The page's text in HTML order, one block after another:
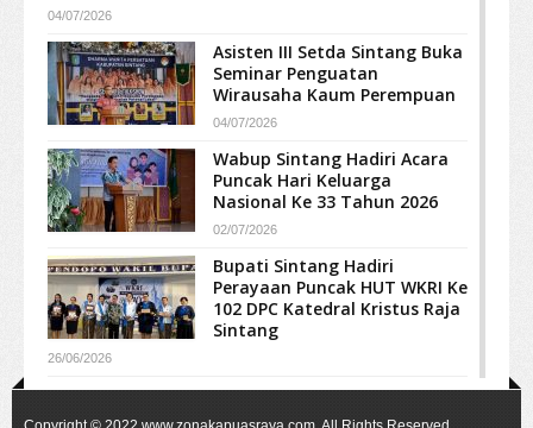
04/07/2026
Asisten III Setda Sintang Buka
Seminar Penguatan
Wirausaha Kaum Perempuan
04/07/2026
Wabup Sintang Hadiri Acara
Puncak Hari Keluarga
Nasional Ke 33 Tahun 2026
02/07/2026
Bupati Sintang Hadiri
Perayaan Puncak HUT WKRI Ke
102 DPC Katedral Kristus Raja
Sintang
26/06/2026